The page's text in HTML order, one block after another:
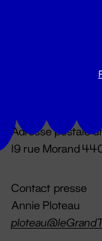
Du lundi au
Adresse postale
19 rue Morand
Contact presse
Annie Ploteau